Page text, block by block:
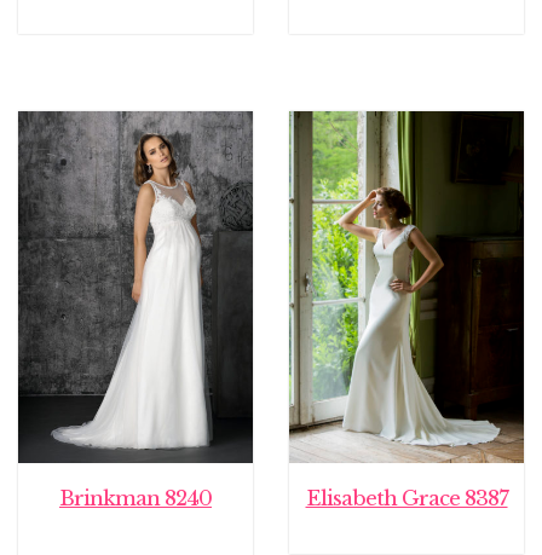
Brinkman 8240 Elisabeth Grace 8387